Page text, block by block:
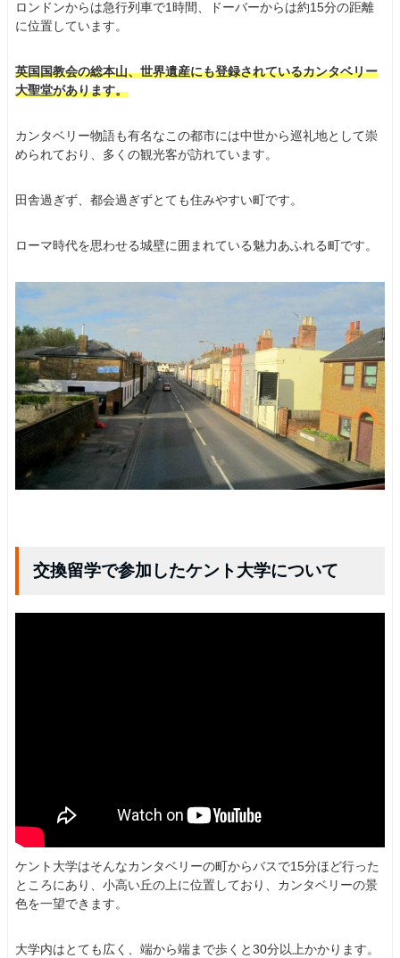
ロンドンからは急行列車で1時間、ドーバーからは約15分の距離
に位置しています。
英国国教会の総本山、世界遺産にも登録されているカンタベリー
大聖堂があります。
カンタベリー物語も有名なこの都市には中世から巡礼地として崇
められており、多くの観光客が訪れています。
田舎過ぎず、都会過ぎずとても住みやすい町です。
ローマ時代を思わせる城壁に囲まれている魅力あふれる町です。
交換留学で参加したケント大学について
ケント大学はそんなカンタベリーの町からバスで15分ほど行った
ところにあり、小高い丘の上に位置しており、カンタベリーの景
色を一望できます。
大学内はとても広く、端から端まで歩くと30分以上かかります。